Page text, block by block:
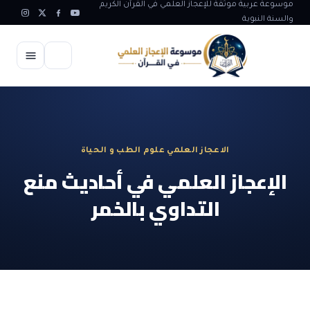
موسوعة عربية موثقة للإعجاز العلمي في القرآن الكريم
والسنة النبوية
الاعجاز الغيبي في القرآن
الاعجاز في علوم الفلك والفضاء
الاعجاز البياني و اللغوي في القرآن
آيات الله في جسم الانسان
الاعجاز العلمي علوم الطب و الحياة
الإعجاز العلمي في أحاديث منع
التداوي بالخمر